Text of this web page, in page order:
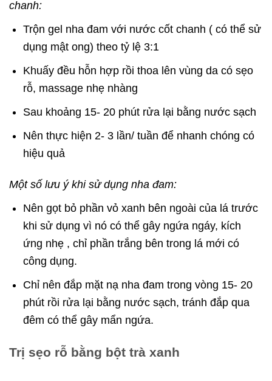
chanh:
Trộn gel nha đam với nước cốt chanh ( có thể sử
dụng mật ong) theo tỷ lệ 3:1
Khuấy đều hỗn hợp rồi thoa lên vùng da có sẹo
rỗ, massage nhẹ nhàng
Sau khoảng 15- 20 phút rửa lại bằng nước sạch
Nên thực hiện 2- 3 lần/ tuần để nhanh chóng có
hiệu quả
Một số lưu ý khi sử dụng nha đam:
Nên gọt bỏ phần vỏ xanh bên ngoài của lá trước
khi sử dụng vì nó có thể gây ngứa ngáy, kích
ứng nhẹ , chỉ phần trắng bên trong lá mới có
công dụng.
Chỉ nên đắp mặt nạ nha đam trong vòng 15- 20
phút rồi rửa lại bằng nước sạch, tránh đắp qua
đêm có thể gây mẩn ngứa.
Trị sẹo rỗ bằng bột trà xanh